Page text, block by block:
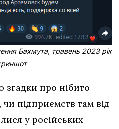
Бахмута, травень 2023 рік
згадки про нібито
підприємств там від
у російських